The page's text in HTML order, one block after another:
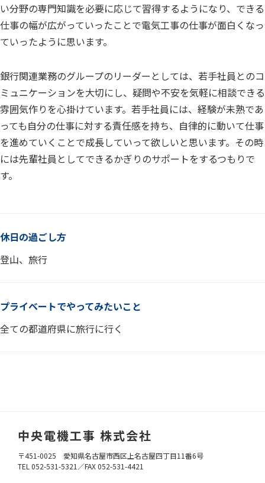
い分野の専門知識を必要に応じて習得するようになり、できる
仕事の幅が広がっていったことで電気工事の仕事が面白くなっ
ていったように思います。
銀行関連業務のグループのリーダーとしては、若手社員とのコ
ミュニケーションを大切にし、疑問や不安を気軽に相談できる
雰囲気作りを心掛けています。若手社員には、経験が未熟であ
っても自分の仕事に対する責任感を持ち、自律的に動いて仕事
を進めていくことで成長していって欲しいと思います。その時
には先輩社員としてできるかぎりのサポートをするつもりで
す。
休日の過ごし方
登山、旅行
プライベートでやってみたいこと
全ての都道府県に旅行に行く
中央電機工事 株式会社
〒451-0025 愛知県名古屋市西区上名古屋四丁目11番6号
TEL 052-531-5321／FAX 052-531-4421